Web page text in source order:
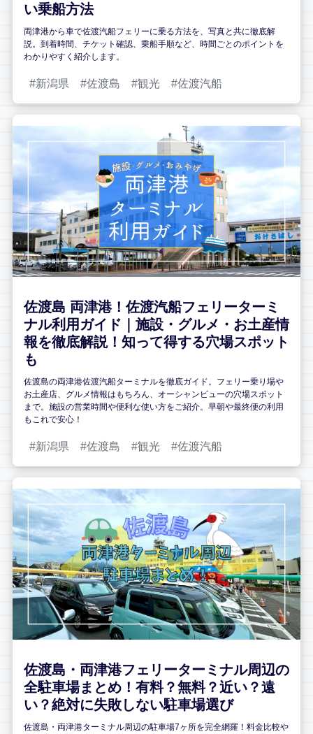
い乗船方法
両津港から車で佐渡汽船フェリーに乗る方法を、写真と共に徹底解
説。到着時間、チケット確認、乗船手順など、時間ごとのポイントを
わかりやすく紹介します。
新潟県 佐渡島 観光 佐渡汽船
佐渡島 両津港！佐渡汽船フェリーターミ
ナル利用ガイド｜施設・グルメ・お土産情
報を徹底解説！知って得する穴場スポット
も
佐渡島の両津港佐渡汽船ターミナルを徹底ガイド。フェリー乗り場や
お土産店、グルメ情報はもちろん、オーシャンビューの穴場スポット
まで。施設の営業時間や便利な使い方をご紹介。早朝や最終便の利用
もこれで安心！
新潟県 佐渡島 観光 佐渡汽船
佐渡島・両津港フェリーターミナル周辺の
全駐車場まとめ！有料？無料？近い？遠
い？絶対に失敗しない駐車場選び
佐渡島・両津港ターミナル周辺の駐車場7ヶ所を完全網羅！料金比較や